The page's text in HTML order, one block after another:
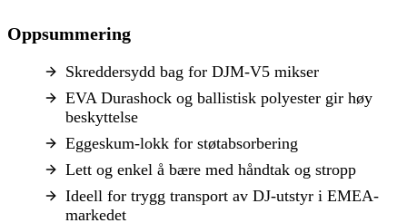
Oppsummering
Skreddersydd bag for DJM-V5 mikser
EVA Durashock og ballistisk polyester gir høy
beskyttelse
Eggeskum-lokk for støtabsorbering
Lett og enkel å bære med håndtak og stropp
Ideell for trygg transport av DJ-utstyr i EMEA-
markedet